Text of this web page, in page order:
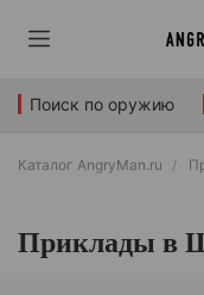
Поиск по оружию
Каталог AngryMan.ru
Приклады в